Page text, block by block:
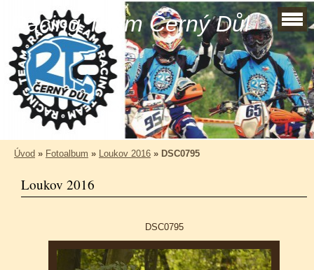
Racing Team Černý Důl
Úvod » Fotoalbum » Loukov 2016 » DSC0795
Loukov 2016
DSC0795